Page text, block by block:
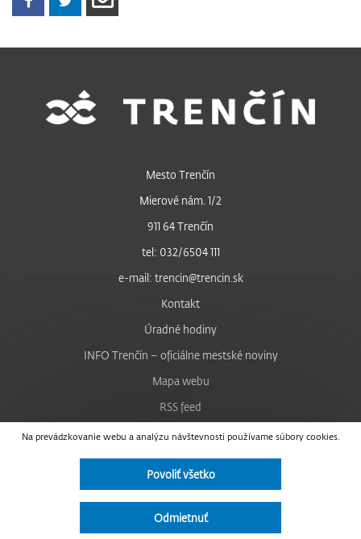
Na prevádzkovanie webu a analýzu návštevnosti používame súbory cookies.
Povoliť všetko
Odmietnuť
Mesto Trenčín
Mierové nám. 1/2
911 64 Trenčín
tel: 032/6504 111
e-mail: trencin@trencin.sk
Kontakt
Úradné hodiny
INFO Trenčín – oficiálne mestské noviny
Mapa webu
RSS feed
Nastavenie cookies
Facebook
Instagram
Vyhlásenie o prístupnosti